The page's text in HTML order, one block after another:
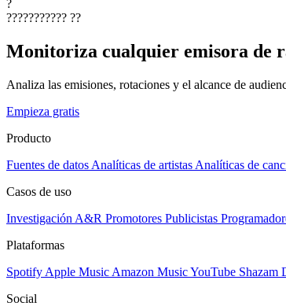
?
??????????? ??
Monitoriza cualquier emisora de
Analiza las emisiones, rotaciones y el alcance de
Empieza gratis
Producto
Fuentes de datos Analíticas de artistas Analíticas de
Casos de uso
Investigación A&R Promotores Publicistas
Plataformas
Spotify Apple Music Amazon MusicYouTube Shazam
Social